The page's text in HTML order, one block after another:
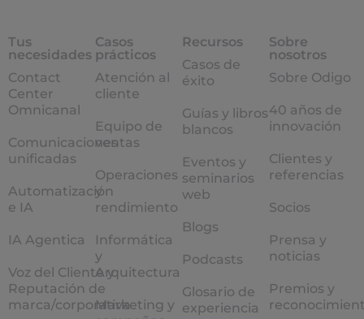
Tus
necesidades
Contact
Center
Omnicanal
Comunicaciones
unificadas
Automatización
e IA
IA Agentica
Voz del Cliente y
Reputación de
marca/corporativa
Casos
prácticos
Atención al
cliente
Equipo de
ventas
Operaciones
y
rendimiento
Informática
y
Arquitectura
Marketing y
Recursos
Casos de
éxito
Guías y libros
blancos
Eventos y
seminarios
web
Blogs
Podcasts
Glosario de
experiencia
Sobre
nosotros
Sobre Odigo
40 años de
innovación
Clientes y
referencias
Socios
Prensa y
noticias
Premios y